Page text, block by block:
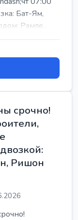
Бат-Ям,
Рамле...
срочно!
Ришон